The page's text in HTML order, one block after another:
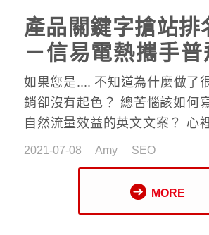
產品關鍵字搶站排
－信易電熱攜手普
文內容行銷案例
如果您是.... 不知道為什麼做了
銷卻沒有起色？ 總苦惱該如何
自然流量效益的英文文案？ 心
增添英文內容，卻總是寫到一半
News/Blog 寫來寫去永遠都只有
文案內容？ 搞不清楚
2021-07-08 Amy SEO
MORE